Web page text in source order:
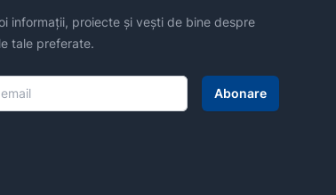
informații, proiecte și vești de bine despre
tale preferate.
Abonare